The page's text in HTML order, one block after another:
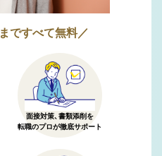
ですべて無料／
面接対策、書類添削を
転職のプロが徹底サポート